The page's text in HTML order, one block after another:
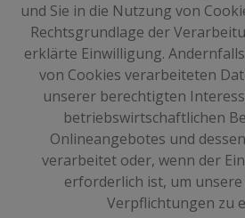
und Sie in die Nutzung von
Rechtsgrundlage der
erklärte Einwilligung.
von Cookies verarbeiteten
unserer berechtigten
betriebswirtschaftlichen
Onlineangebotes und
verarbeitet oder, wenn der
erforderlich ist, um
Verpflichtungen zu